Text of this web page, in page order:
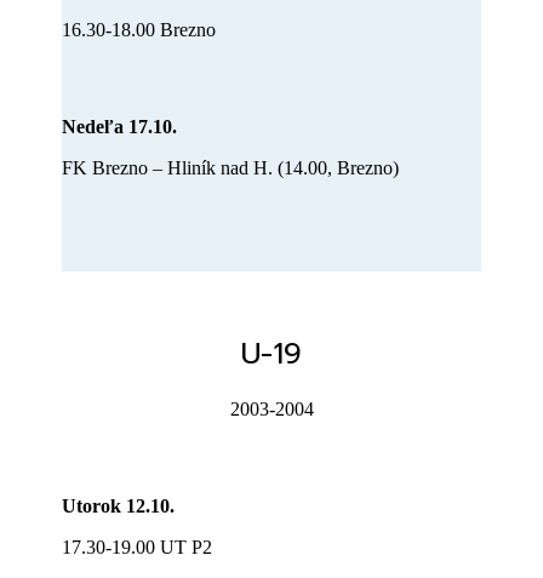
16.30-18.00 Brezno
Nedeľa 17.10.
FK Brezno – Hliník nad H. (14.00, Brezno)
U-19
2003-2004
Utorok 12.10.
17.30-19.00 UT P2